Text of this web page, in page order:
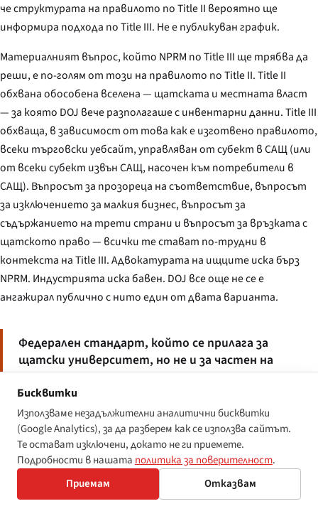
че структурата на правилото по Title II вероятно ще
информира подхода по Title III. Не е публикуван график.
Материалният въпрос, който NPRM по Title III ще трябва да
реши, е по-голям от този на правилото по Title II. Title II
обхвана обособена вселена — щатската и местната власт
— за която DOJ вече разполагаше с инвентарни данни. Title III
обхваща, в зависимост от това как е изготвено правилото,
всеки търговски уебсайт, управляван от субект в САЩ (или
от всеки субект извън САЩ, насочен към потребители в
САЩ). Въпросът за прозореца на съответствие, въпросът
за изключението за малкия бизнес, въпросът за
съдържанието на трети страни и въпросът за връзката с
щатското право — всички те стават по-трудни в
контекста на Title III. Адвокатурата на ищците иска бърз
NPRM. Индустрията иска бавен. DOJ все още не се е
ангажирал публично с нито един от двата варианта.
Федерален стандарт, който се прилага за
щатски университет, но не и за частен на
отсрещната страна на улицата, прави
регулаторната празнина политически видима по
начин, по който не беше преди април 2024 г.
07 · Критиката от страна на защитата
Бисквитки
Използваме незадължителни аналитични бисквитки
(Google Analytics), за да разберем как се използва сайтът.
Те остават изключени, докато не ги приемете.
Подробности в нашата политика за поверителност.
Приемам
Отказвам